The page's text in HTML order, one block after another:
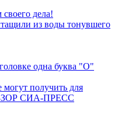
дела!
из воды тонувшего
одна буква "О"
получить для
СИА-ПРЕСС